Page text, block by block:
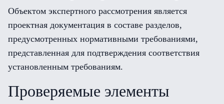
Объектом экспертного рассмотрения является
проектная документация в составе разделов,
предусмотренных нормативными требованиями,
представленная для подтверждения соответствия
установленным требованиям.
Проверяемые элементы